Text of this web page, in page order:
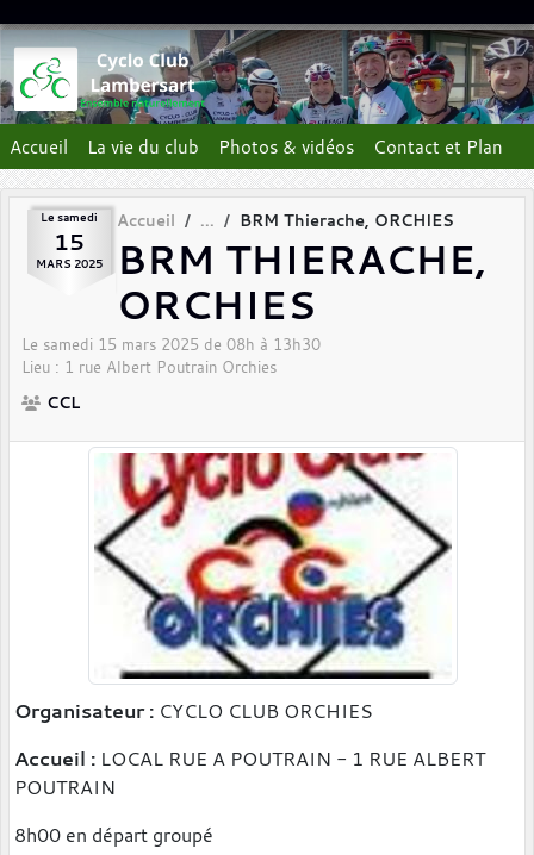
Accueil La vie du club Photos & vidéos Contact et Plan
Le samedi
15
MARS 2025
Accueil BRM Thierache, ORCHIES
BRM THIERACHE,
ORCHIES
Le samedi 15 mars 2025 de 08h à 13h30
Lieu : 1 rue Albert Poutrain Orchies
CCL
Organisateur : CYCLO CLUB ORCHIES
Accueil : LOCAL RUE A POUTRAIN - 1 RUE ALBERT
POUTRAIN
8h00 en départ groupé